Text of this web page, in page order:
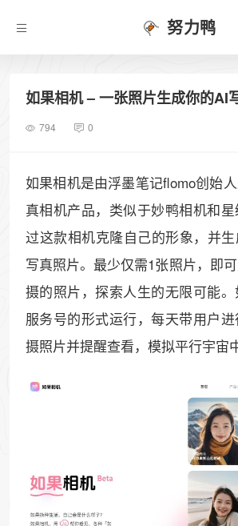
努力鸭
如果相机 – 一张照片生成你的AI
794 0
如果相机是由浮墨笔记flomo创始
真相机产品，类似于妙鸭相机和
过这款相机克隆自己的形象，并
写真照片。最少仅需1张照片，即
摄的照片，探索人生的无限可能
服务号的形式运行，每天带用户
摄照片并提醒查看，模拟平行宇宙